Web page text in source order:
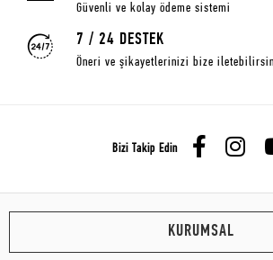
Güvenli ve kolay ödeme sistemi
7 / 24 DESTEK
Öneri ve şikayetlerinizi bize
Bizi Takip Edin
KURUMSAL